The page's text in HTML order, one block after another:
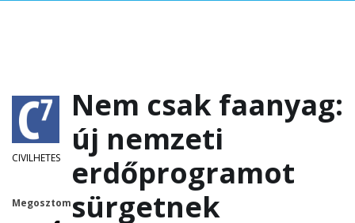
CIVILHETES
Megosztom
Nem csak faanyag:
új nemzeti
erdőprogramot
sürgetnek